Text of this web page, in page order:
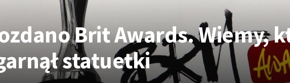
Brit Awards. Wiemy,
statuetki